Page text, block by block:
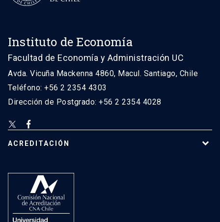
Instituto de Economía
Facultad de Economía y Administración UC
Avda. Vicuña Mackenna 4860, Macul. Santiago, Chile
Teléfono: +56 2 2354 4303
Dirección de Postgrado: +56 2 2354 4028
ACREDITACIÓN